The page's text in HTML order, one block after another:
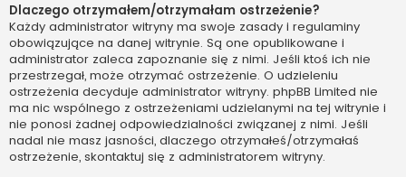
Dlaczego otrzymałem/otrzymałam ostrzeżenie?
Każdy administrator witryny ma swoje zasady i regulaminy
obowiązujące na danej witrynie. Są one opublikowane i
administrator zaleca zapoznanie się z nimi. Jeśli ktoś ich nie
przestrzegał, może otrzymać ostrzeżenie. O udzieleniu
ostrzeżenia decyduje administrator witryny. phpBB Limited nie
ma nic wspólnego z ostrzeżeniami udzielanymi na tej witrynie i
nie ponosi żadnej odpowiedzialności związanej z nimi. Jeśli
nadal nie masz jasności, dlaczego otrzymałeś/otrzymałaś
ostrzeżenie, skontaktuj się z administratorem witryny.